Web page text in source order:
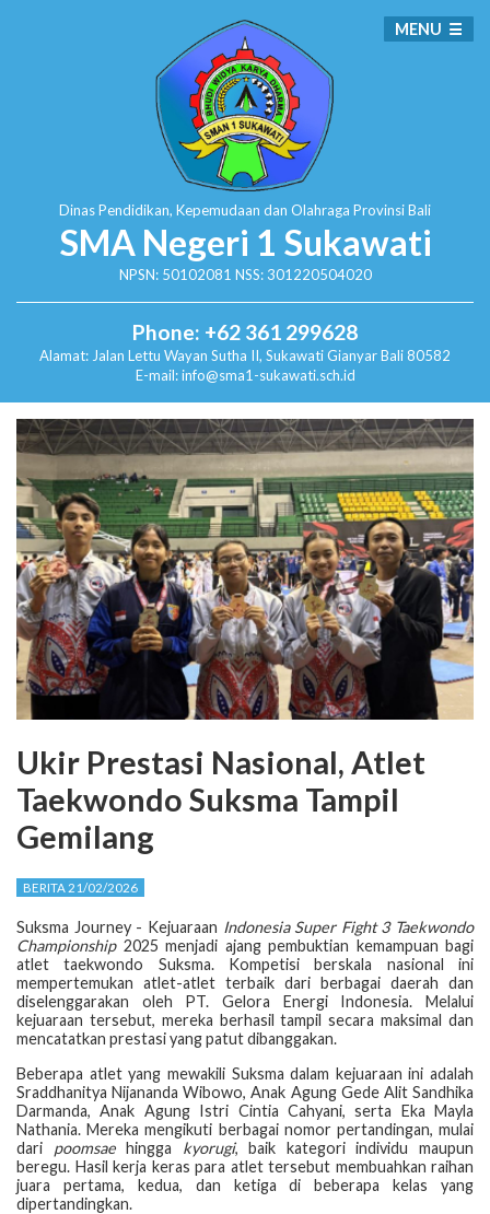
Dinas Pendidikan, Kepemudaan dan Olahraga Provinsi Bali
SMA Negeri 1 Sukawati
NPSN: 50102081 NSS: 301220504020
Phone: +62 361 299628
Alamat: Jalan Lettu Wayan Sutha II, SukawatiGianyar Bali 80582
E-mail: info@sma1-sukawati.sch.id
MENU
Ukir Prestasi Nasional, Atlet
Taekwondo Suksma Tampil
Gemilang
BERITA 21/02/2026
Suksma Journey - Kejuaraan Indonesia Super Fight 3 Taekwondo
Championship 2025 menjadi ajang pembuktian kemampuan bagi
atlet taekwondo Suksma. Kompetisi berskala nasional ini
mempertemukan atlet-atlet terbaik dari berbagai daerah dan
diselenggarakan oleh PT. Gelora Energi Indonesia. Melalui
kejuaraan tersebut, mereka berhasil tampil secara maksimal dan
mencatatkan prestasi yang patut dibanggakan.
Beberapa atlet yang mewakili Suksma dalam kejuaraan ini adalah
Sraddhanitya Nijananda Wibowo, Anak Agung Gede Alit Sandhika
Darmanda, Anak Agung Istri Cintia Cahyani, serta Eka Mayla
Nathania. Mereka mengikuti berbagai nomor pertandingan, mulai
dari poomsaehingga kyorugi, baik kategori individu maupun
beregu. Hasil kerja keras para atlet tersebut membuahkan raihan
juara pertama, kedua, dan ketiga di beberapa kelas yang
dipertandingkan.